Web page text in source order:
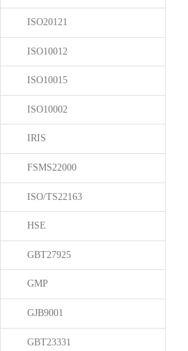
ISO20121
ISO10012
ISO10015
ISO10002
IRIS
FSMS22000
ISO/TS22163
HSE
GBT27925
GMP
GJB9001
GBT23331